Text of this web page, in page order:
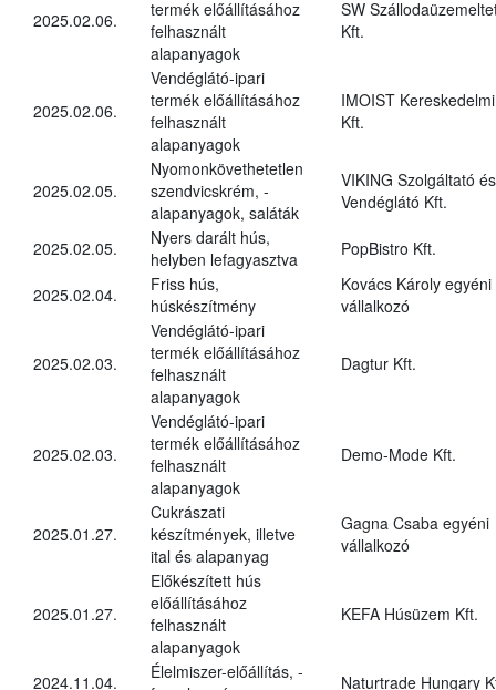
2025.02.06.
termék előállításához
felhasznált
alapanyagok
SW
Kft.
2025.02.06.
Vendéglátó-ipari
termék előállításához
felhasznált
alapanyagok
IMOIST Kereskedelmi
Kft.
2025.02.05.
Nyomonkövethetetlen
szendvicskrém, -
alapanyagok, saláták
VIKING Szolgáltató és
Vendéglátó Kft.
2025.02.05.
Nyers darált hús,
helyben lefagyasztva
PopBistro Kft.
2025.02.04.
Friss hús,
húskészítmény
Kovács Károly egyéni
vállalkozó
2025.02.03.
Vendéglátó-ipari
termék előállításához
felhasznált
alapanyagok
Dagtur Kft.
2025.02.03.
Vendéglátó-ipari
termék előállításához
felhasznált
alapanyagok
Demo-Mode Kft.
2025.01.27.
Cukrászati
készítmények, illetve
ital és alapanyag
Gagna Csaba egyéni
vállalkozó
2025.01.27.
Előkészített hús
előállításához
felhasznált
alapanyagok
KEFA Húsüzem Kft.
2024.11.04.
Élelmiszer-előállítás, -
Naturtrade Hungary